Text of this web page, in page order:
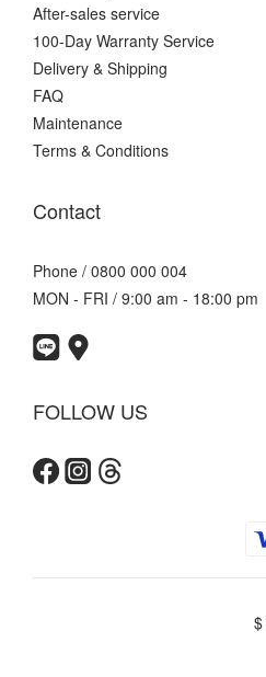
After-sales service
100-Day Warranty Service
Delivery & Shipping
FAQ
Maintenance
Terms & Conditions
Contact
Phone / 0800 000 004
MON - FRI / 9:00 am - 18:00 pm
FOLLOW US
$